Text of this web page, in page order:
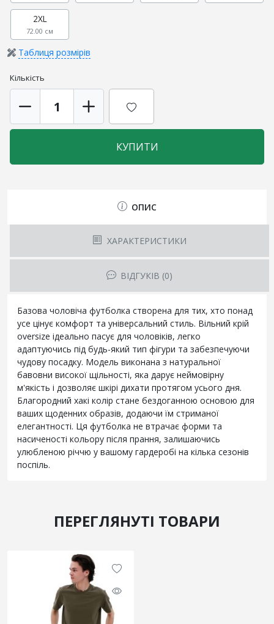
2XL
72.00 см
Таблиця розмірів
Кількість
КУПИТИ
ОПИС
ХАРАКТЕРИСТИКИ
ВІДГУКІВ (0)
Базова чоловіча футболка створена для тих, хто понад
усе цінує комфорт та універсальний стиль. Вільний крій
oversize ідеально пасує для чоловіків, легко
адаптуючись під будь-який тип фігури та забезпечуючи
чудову посадку. Модель виконана з натуральної
бавовни високої щільності, яка дарує неймовірну
м'якість і дозволяє шкірі дихати протягом усього дня.
Благородний хакі колір стане бездоганною основою для
ваших щоденних образів, додаючи їм стриманої
елегантності. Ця футболка не втрачає форми та
насиченості кольору після прання, залишаючись
улюбленою річчю у вашому гардеробі на кілька сезонів
поспіль.
ПЕРЕГЛЯНУТІ ТОВАРИ